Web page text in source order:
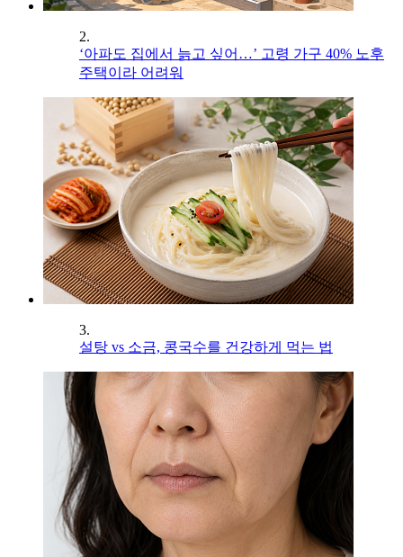
2.
‘아파도 집에서 늙고 싶어…’ 고령 가구 40% 노후
주택이라 어려워
3.
설탕 vs 소금, 콩국수를 건강하게 먹는 법